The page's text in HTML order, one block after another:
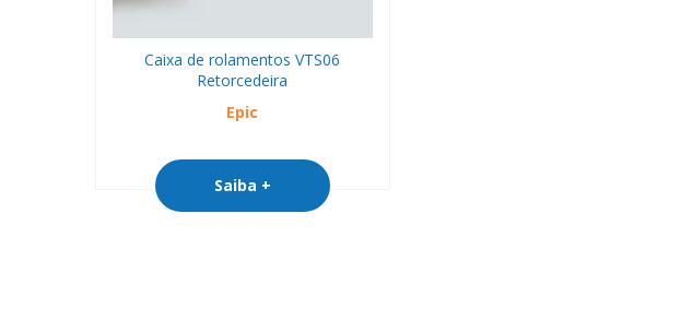
Caixa de rolamentos VTS06
Retorcedeira
Epic
Saiba +